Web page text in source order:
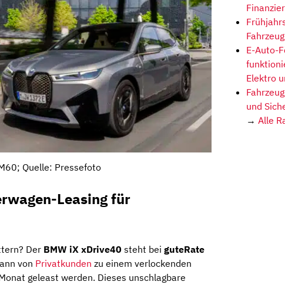
Quelle: Pressefoto
Leasing für
Der BMW iX xDrive40 steht bei guteRate
von Privatkunden zu einem verlockenden
geleast werden. Dieses unschlagbare
E-Auto-
Elektro
und
→ Alle